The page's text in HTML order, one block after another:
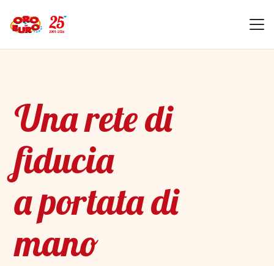
Una rete di
fiducia
a portata di
mano